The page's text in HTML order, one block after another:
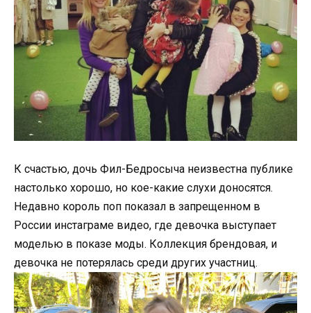
К счастью, дочь Фил-Бедросыча неизвестна публике
настолько хорошо, но кое-какие слухи доносятся.
Недавно король поп показал в запрещенном в
России инстаграме видео, где девочка выступает
моделью в показе моды. Коллекция брендовая, и
девочка не потерялась среди других участниц.